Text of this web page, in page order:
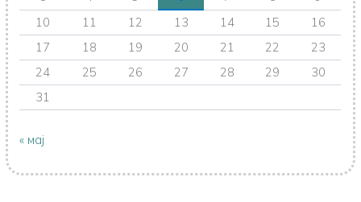
10
11 12 13 14 15
16
17
18 19 20 21 22
23
24
25 26 27 28 29
30
31
« мај